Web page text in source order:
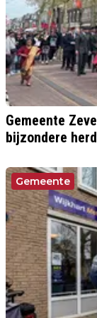
Gemeente
bijzondere
Gemeente